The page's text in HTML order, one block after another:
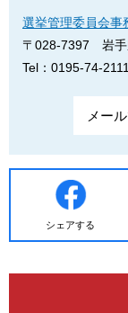
選挙管理委員会事
〒028-7397
岩
Tel：0195-74-2111
メー
シェアする